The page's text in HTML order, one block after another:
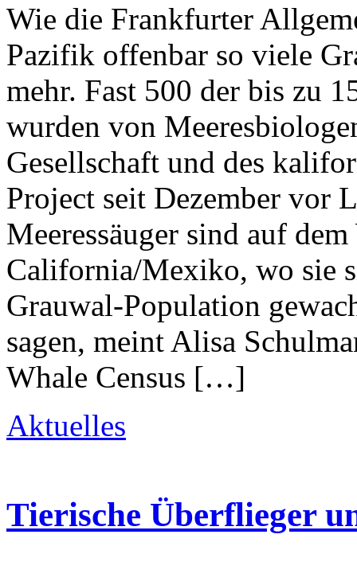
Wie die Frankfurter
Pazifik offenbar so viele
mehr. Fast 500 der bis zu
wurden von
Gesellschaft und des
Project seit Dezember vor
Meeressäuger sind auf
California/Mexiko, wo sie
Grauwal-Population
sagen, meint Alisa
Whale Census […]
Aktuelles
Tierische Überflieger